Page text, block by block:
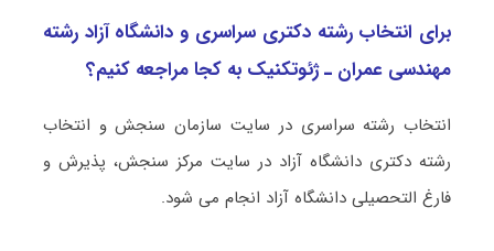
برای انتخاب رشته دکتری سراسری و دانشگاه آزاد رشته
ﻣﻬﻨﺪسی ﻋﻤﺮان ـ ژئوتکنیک به کجا مراجعه کنیم؟
انتخاب رشته سراسری در سایت سازمان سنجش و انتخاب
رشته دکتری دانشگاه آزاد در سایت مرکز سنجش، پذیرش و
فارغ التحصیلی دانشگاه آزاد انجام می شود.